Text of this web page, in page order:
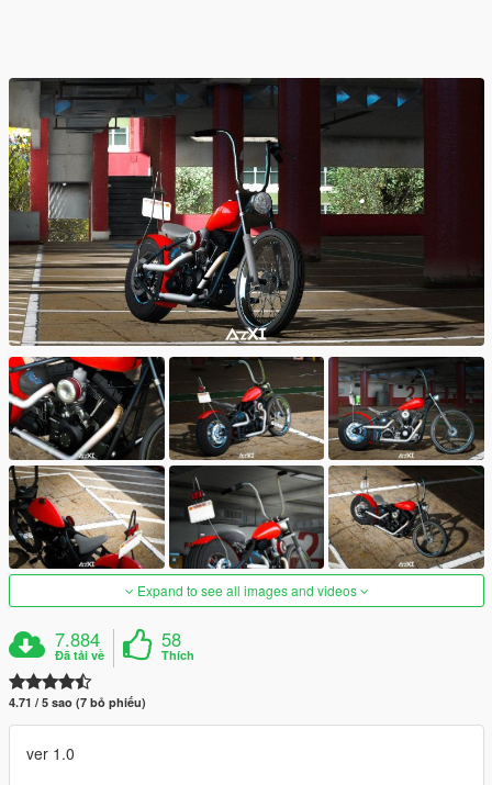
Expand to see all images and videos
7.884
Đã tải về
58
Thích
4.71 / 5 sao (7 bỏ phiếu)
ver 1.0